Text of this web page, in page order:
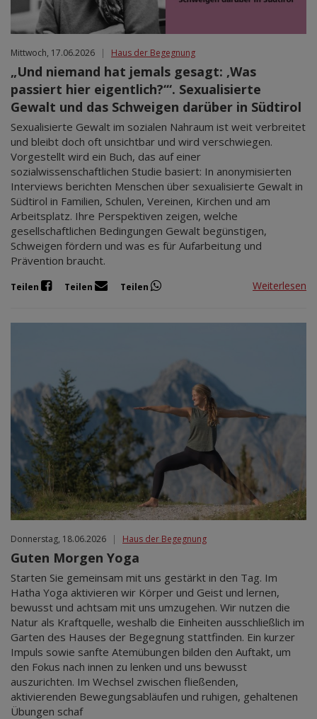
Mittwoch, 17.06.2026 | Haus der Begegnung
„Und niemand hat jemals gesagt: ‚Was
passiert hier eigentlich?‘“. Sexualisierte
Gewalt und das Schweigen darüber in Südtirol
Sexualisierte Gewalt im sozialen Nahraum ist weit verbreitet
und bleibt doch oft unsichtbar und wird verschwiegen.
Vorgestellt wird ein Buch, das auf einer
sozialwissenschaftlichen Studie basiert: In anonymisierten
Interviews berichten Menschen über sexualisierte Gewalt in
Südtirol in Familien, Schulen, Vereinen, Kirchen und am
Arbeitsplatz. Ihre Perspektiven zeigen, welche
gesellschaftlichen Bedingungen Gewalt begünstigen,
Schweigen fördern und was es für Aufarbeitung und
Prävention braucht.
Teilen Teilen Teilen Weiterlesen
Donnerstag, 18.06.2026 | Haus der Begegnung
Guten Morgen Yoga
Starten Sie gemeinsam mit uns gestärkt in den Tag. Im
Hatha Yoga aktivieren wir Körper und Geist und lernen,
bewusst und achtsam mit uns umzugehen. Wir nutzen die
Natur als Kraftquelle, weshalb die Einheiten ausschließlich im
Garten des Hauses der Begegnung stattfinden. Ein kurzer
Impuls sowie sanfte Atemübungen bilden den Auftakt, um
den Fokus nach innen zu lenken und uns bewusst
auszurichten. Im Wechsel zwischen fließenden,
aktivierenden Bewegungsabläufen und ruhigen, gehaltenen
Übungen schaf